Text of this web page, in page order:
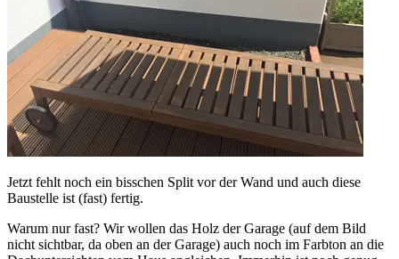
Jetzt fehlt noch ein bisschen Split vor der Wand und auch diese
Baustelle ist (fast) fertig.
Warum nur fast? Wir wollen das Holz der Garage (auf dem Bild
nicht sichtbar, da oben an der Garage) auch noch im Farbton an die